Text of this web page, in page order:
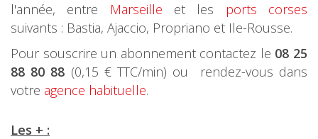
l'année, entre Marseille et les ports corses
suivants : Bastia, Ajaccio, Propriano et Ile-Rousse.
Pour souscrire un abonnement contactez le 08 25
88 80 88 (0,15 € TTC/min) ou rendez-vous dans
votre agence habituelle.
Les + :